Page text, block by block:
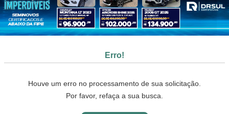
Erro!
Houve um erro no processamento de sua solicitação.
Por favor, refaça a sua busca.